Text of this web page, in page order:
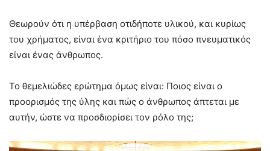
Θεωρούν ότι η υπέρβαση οτιδήποτε υλικού, και κυρίως
του χρήματος, είναι ένα κριτήριο του πόσο πνευματικός
είναι ένας άνθρωπος.
Το θεμελιώδες ερώτημα όμως είναι: Ποιος είναι ο
προορισμός της ύλης και πώς ο άνθρωπος άπτεται με
αυτήν, ώστε να προσδιορίσει τον ρόλο της;